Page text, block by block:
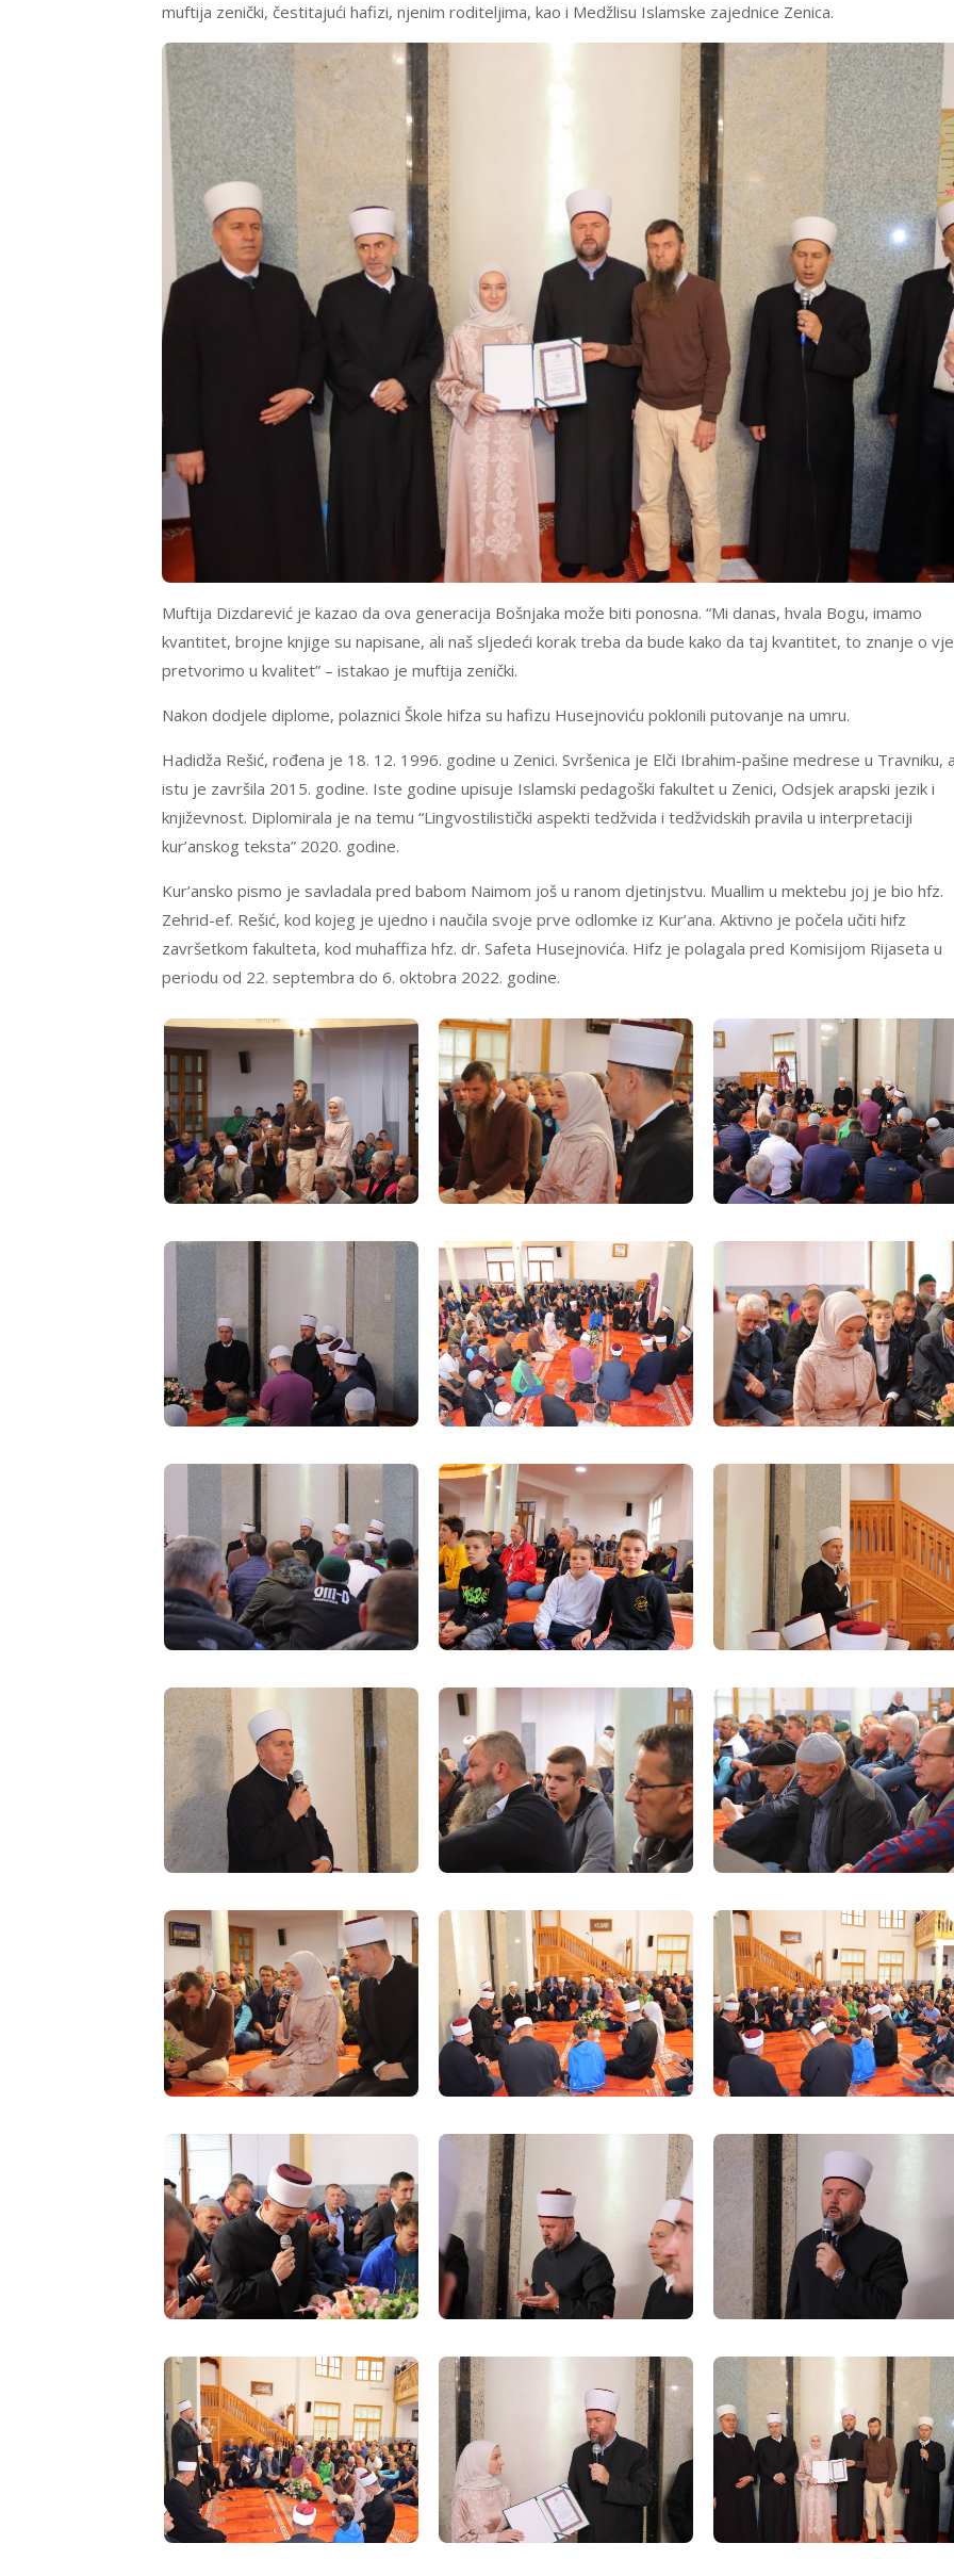
muftija zenički, čestitajući hafizi, njenim roditeljima, kao i Medžlisu Islamske zajednice Zenica.
Muftija Dizdarević je kazao da ova generacija Bošnjaka može biti ponosna. “Mi danas, hvala Bogu, imamo
kvantitet, brojne knjige su napisane, ali naš sljedeći korak treba da bude kako da taj kvantitet, to znanje o
pretvorimo u kvalitet” – istakao je muftija zenički.
Nakon dodjele diplome, polaznici Škole hifza su hafizu Husejnoviću poklonili putovanje na umru.
Hadidža Rešić, rođena je 18. 12. 1996. godine u Zenici. Svršenica je Elči Ibrahim-pašine medrese u Travniku,
istu je završila 2015. godine. Iste godine upisuje Islamski pedagoški fakultet u Zenici, Odsjek arapski jezik i
književnost. Diplomirala je na temu “Lingvostilistički aspekti tedžvida i tedžvidskih pravila u interpretaciji
kur’anskog teksta” 2020. godine.
Kur’ansko pismo je savladala pred babom Naimom još u ranom djetinjstvu. Muallim u mektebu joj je bio hfz.
Zehrid-ef. Rešić, kod kojeg je ujedno i naučila svoje prve odlomke iz Kur’ana. Aktivno je počela učiti hifz
završetkom fakulteta, kod muhaffiza hfz. dr. Safeta Husejnovića. Hifz je polagala pred Komisijom Rijaseta u
periodu od 22. septembra do 6. oktobra 2022. godine.